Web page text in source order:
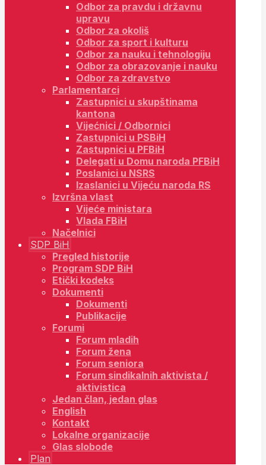
Odbor za pravdu i državnu
upravu
Odbor za okoliš
Odbor za sport i kulturu
Odbor za nauku i tehnologiju
Odbor za obrazovanje i nauku
Odbor za zdravstvo
Parlamentarci
Zastupnici u skupštinama
kantona
Vijećnici / Odbornici
Zastupnici u PSBiH
Zastupnici u PFBiH
Delegati u Domu naroda PFBiH
Poslanici u NSRS
Izaslanici u Vijeću naroda RS
Izvršna vlast
Vijeće ministara
Vlada FBiH
Načelnici
SDP BiH
Pregled historije
Program SDP BiH
Etički kodeks
Dokumenti
Dokumenti
Publikacije
Forumi
Forum mladih
Forum žena
Forum seniora
Forum sindikalnih aktivista /
aktivistica
Jedan član, jedan glas
English
Kontakt
Lokalne organizacije
Glas slobode
Plan